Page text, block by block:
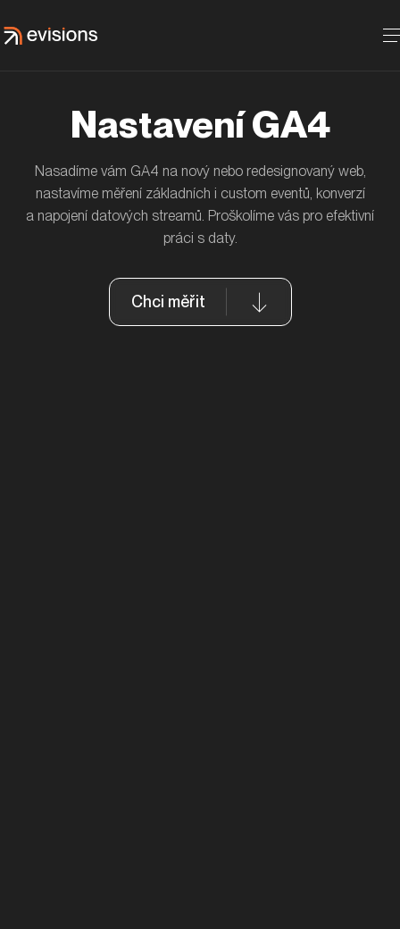
Nastavení GA4
Nasadíme vám GA4 na nový nebo redesignovaný web,
nastavíme měření základních i custom eventů, konverzí
a napojení datových streamů. Proškolíme vás pro efektivní
práci s daty.
Chci měřit
Jak jsme s ČSOB Pojišťovnou zvýšili
návštěvnost blogu díky featured snippets